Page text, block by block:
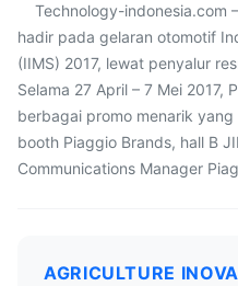
Technology-indonesia.com
hadir pada gelaran otomotif
(IIMS) 2017, lewat penyalur
Selama 27 April – 7 Mei 2017,
berbagai promo menarik
booth Piaggio Brands, hall B
Communications Manager
AGRICULTURE